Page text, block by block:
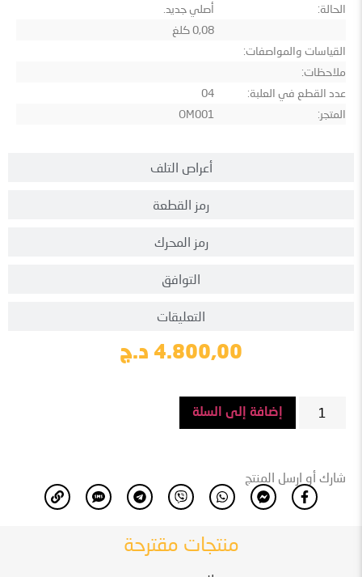
أعراص التلف
رمز القطعة
رمز المحرك
التوافق
التعليقات
الحالة:
أصلي جديد.
0,08 كلغ
القياسات والمواصفات:
ملاحظات:
عدد القطع في العلبة:
04
المتجر:
OM001
4.800,00 د.ج
إضافة إلى السلة
شارك أو ارسل المنتج
منتجات مقترحة